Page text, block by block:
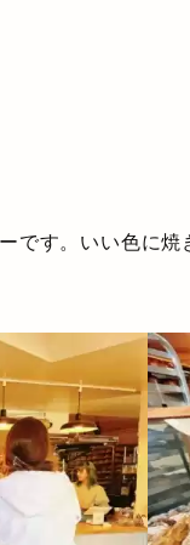
です。いい色に